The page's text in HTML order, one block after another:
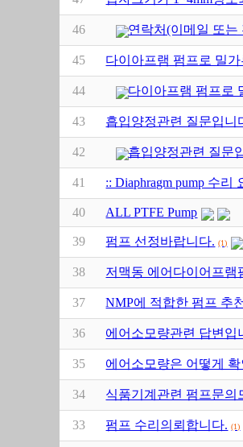
46 연락처(이메일 또
45 다이아프램 펌프로 밀
44 다이아프램 펌프로
43 흡입양정관련 질문입니
42 흡입양정관련 질문
41 :: Diaphragm pump 수리
40 ALL PTFE Pump
39 펌프 선정바랍니다. (1)
38 저맥동 에어다이어프램
37 NMP에 적합한 펌프 추
36 에어소모량관련 답변입
35 에어소모량은 어떻게
34 식품기계관련 펌프문의
33 펌프 수리의뢰합니다. (1)